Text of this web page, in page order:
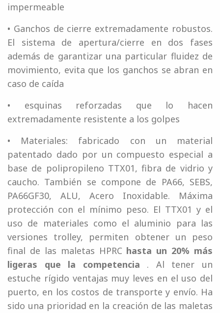
impermeable
• Ganchos de cierre extremadamente robustos.
El sistema de apertura/cierre en dos fases
además de garantizar una particular fluidez de
movimiento, evita que los ganchos se abran en
caso de caída
• esquinas reforzadas que lo hacen
extremadamente resistente a los golpes
• Materiales: fabricado con un material
patentado dado por un compuesto especial a
base de polipropileno TTX01, fibra de vidrio y
caucho. También se compone de PA66, SEBS,
PA66GF30, ALU, Acero Inoxidable. Máxima
protección con el mínimo peso. El TTX01 y el
uso de materiales como el aluminio para las
versiones trolley, permiten obtener un peso
final de las maletas HPRC hasta un 20% más
ligeras que la competencia . Al tener un
estuche rígido ventajas muy leves en el uso del
puerto, en los costos de transporte y envío. Ha
sido una prioridad en la creación de las maletas